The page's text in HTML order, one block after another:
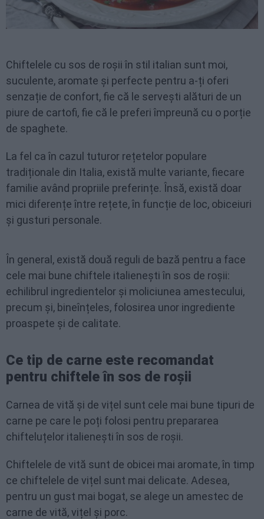
Chiftelele cu sos de roșii în stil italian sunt moi,
suculente, aromate și perfecte pentru a-ți oferi
senzație de confort, fie că le servești alături de un
piure de cartofi, fie că le preferi împreună cu o porție
de spaghete.
La fel ca în cazul tuturor rețetelor populare
tradiționale din Italia, există multe variante, fiecare
familie având propriile preferințe. Însă, există doar
mici diferențe între rețete, în funcție de loc, obiceiuri
și gusturi personale.
În general, există două reguli de bază pentru a face
cele mai bune chiftele italienești în sos de roșii:
echilibrul ingredientelor și moliciunea amestecului,
precum și, bineînțeles, folosirea unor ingrediente
proaspete și de calitate.
Ce tip de carne este recomandat
pentru chiftele în sos de roșii
Carnea de vită și de vițel sunt cele mai bune tipuri de
carne pe care le poți folosi pentru prepararea
chifteluțelor italienești în sos de roșii.
Chiftelele de vită sunt de obicei mai aromate, în timp
ce chiftelele de vițel sunt mai delicate. Adesea,
pentru un gust mai bogat, se alege un amestec de
carne de vită, vițel și porc.